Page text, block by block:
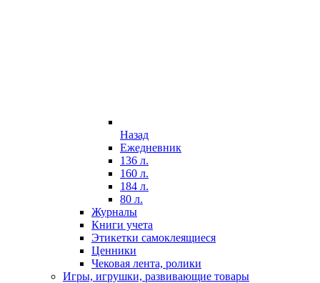
Назад
Ежедневник
136 л.
160 л.
184 л.
80 л.
Журналы
Книги учета
Этикетки самоклеящиеся
Ценники
Чековая лента, ролики
Игры, игрушки, развивающие товары